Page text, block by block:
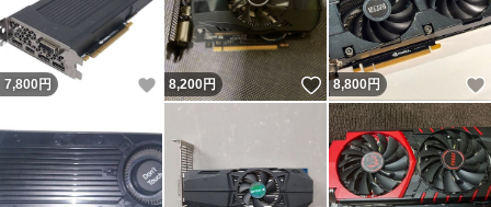
7,800 円 いいね！
8,200円 いいね！
8,800円